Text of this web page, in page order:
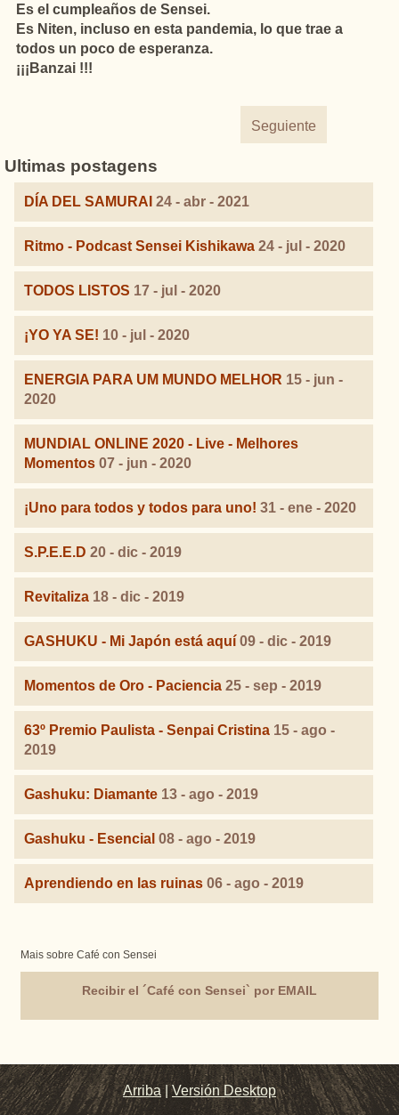
Es el cumpleaños de Sensei.
Es Niten, incluso en esta pandemia, lo que trae a
todos un poco de esperanza.
¡¡¡Banzai !!!
Seguiente
Ultimas postagens
DÍA DEL SAMURAI 24 - abr - 2021
Ritmo - Podcast Sensei Kishikawa 24 - jul - 2020
TODOS LISTOS 17 - jul - 2020
¡YO YA SE! 10 - jul - 2020
ENERGIA PARA UM MUNDO MELHOR 15 - jun -
2020
MUNDIAL ONLINE 2020 - Live - Melhores
Momentos 07 - jun - 2020
¡Uno para todos y todos para uno! 31 - ene - 2020
S.P.E.E.D 20 - dic - 2019
Revitaliza 18 - dic - 2019
GASHUKU - Mi Japón está aquí 09 - dic - 2019
Momentos de Oro - Paciencia 25 - sep - 2019
63º Premio Paulista - Senpai Cristina 15 - ago -
2019
Gashuku: Diamante 13 - ago - 2019
Gashuku - Esencial 08 - ago - 2019
Aprendiendo en las ruinas 06 - ago - 2019
Mais sobre Café con Sensei
Recibir el ´Café con Sensei` por EMAIL
Arriba |Versión Desktop